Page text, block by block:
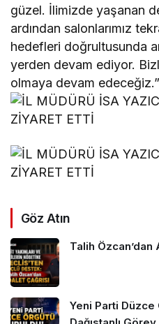
güzel. İlimizde yaşanan
ardından salonlarımız
hedefleri doğrultusunda
yerden devam ediyor.
olmaya devam
Göz Atın
Talih Özcan’dan
Yeni Parti Düzce